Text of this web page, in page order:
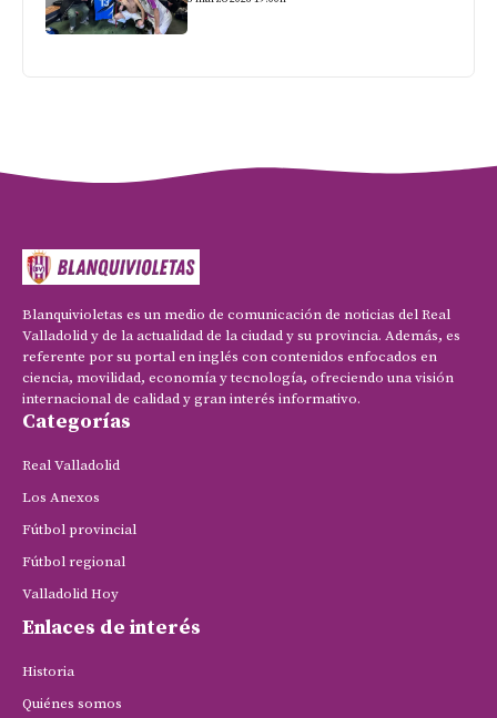
Blanquivioletas es un medio de comunicación de noticias del Real
Valladolid y de la actualidad de la ciudad y su provincia. Además, es
referente por su portal en inglés con contenidos enfocados en
ciencia, movilidad, economía y tecnología, ofreciendo una visión
internacional de calidad y gran interés informativo.
Categorías
Real Valladolid
Los Anexos
Fútbol provincial
Fútbol regional
Valladolid Hoy
Enlaces de interés
Historia
Quiénes somos